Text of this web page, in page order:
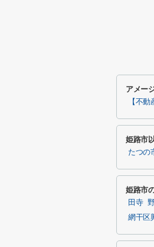
アメー
【不
姫路市
たつの
姫路市
田寺
網干区